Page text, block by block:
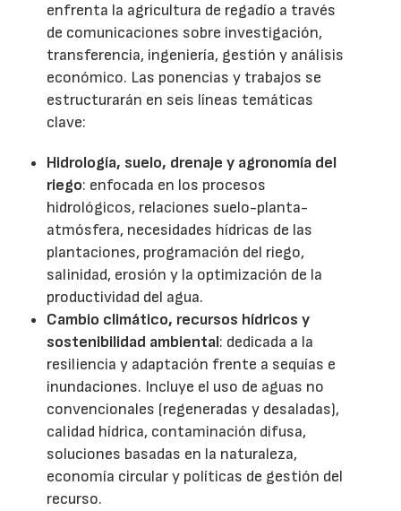
enfrenta la agricultura de regadío a través
de comunicaciones sobre investigación,
transferencia, ingeniería, gestión y análisis
económico. Las ponencias y trabajos se
estructurarán en seis líneas temáticas
clave:
Hidrología, suelo, drenaje y agronomía del
riego: enfocada en los procesos
hidrológicos, relaciones suelo-planta-
atmósfera, necesidades hídricas de las
plantaciones, programación del riego,
salinidad, erosión y la optimización de la
productividad del agua.
Cambio climático, recursos hídricos y
sostenibilidad ambiental: dedicada a la
resiliencia y adaptación frente a sequías e
inundaciones. Incluye el uso de aguas no
convencionales (regeneradas y desaladas),
calidad hídrica, contaminación difusa,
soluciones basadas en la naturaleza,
economía circular y políticas de gestión del
recurso.